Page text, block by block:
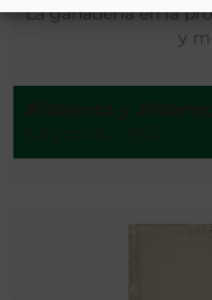
La ganadería en la
y